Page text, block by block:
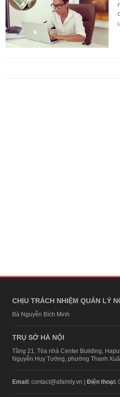
CHỊU TRÁCH NHIỆM QUẢN LÝ
Bà Nguyễn Bích Minh
TRỤ SỞ HÀ NỘI
Tầng 21, Tòa nhà Center Building,
Nguyễn Huy Tưởng, phường Thanh
Email: contact@afamily.vn | Điện thoại: